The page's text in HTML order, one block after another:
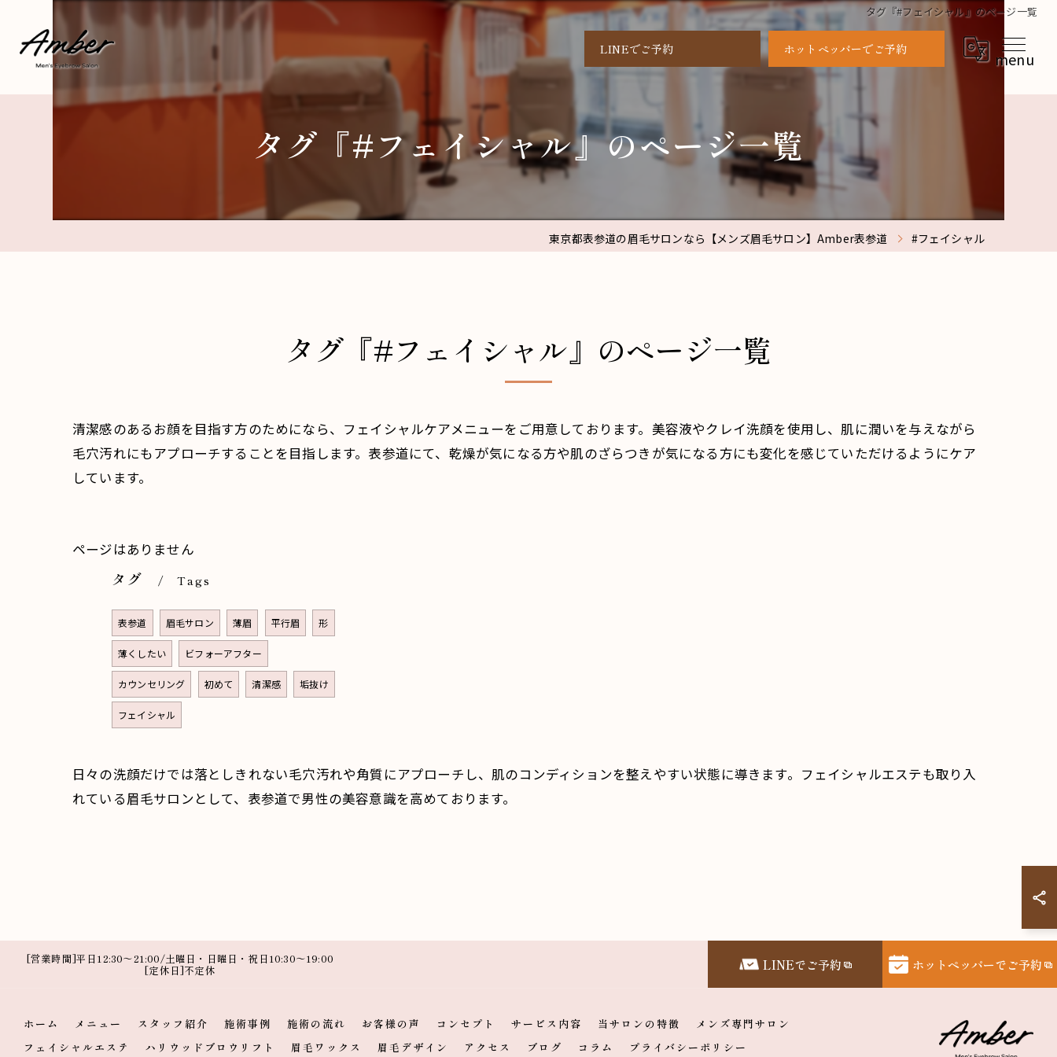
タグ『#フェイシャル』のページ一覧
LINEでご予約 ホットペッパーでご予約
タグ『#フェイシャル』のページ一覧
東京都表参道の眉毛サロンなら【メンズ眉毛サロン】Amber表参道 #フェイシャル
タグ『#フェイシャル』のページ一覧
清潔感のあるお顔を目指す方のためになら、フェイシャルケアメニューをご用意しております。美容液やクレイ洗顔を使用し、肌に潤いを与えながら
毛穴汚れにもアプローチすることを目指します。表参道にて、乾燥が気になる方や肌のざらつきが気になる方にも変化を感じていただけるようにケア
しています。
ページはありません
タグ Tags
表参道 眉毛サロン 薄眉 平行眉 形
薄くしたい ビフォーアフター
カウンセリング 初めて 清潔感 垢抜け
フェイシャル
日々の洗顔だけでは落としきれない毛穴汚れや角質にアプローチし、肌のコンディションを整えやすい状態に導きます。フェイシャルエステも取り入
れている眉毛サロンとして、表参道で男性の美容意識を高めております。
[営業時間]平日12:30～21:00/土曜日・日曜日・祝日10:30～19:00
[定休日]不定休 LINEでご予約 ホットペッパーでご予約
ホーム メニュー スタッフ紹介 施術事例 施術の流れ お客様の声 コンセプト サービス内容 当サロンの特徴
メンズ専門サロン
フェイシャルエステ
ハリウッドブロウリフト 眉毛ワックス 眉毛デザイン アクセス ブログ コラム プライバシーポリシー